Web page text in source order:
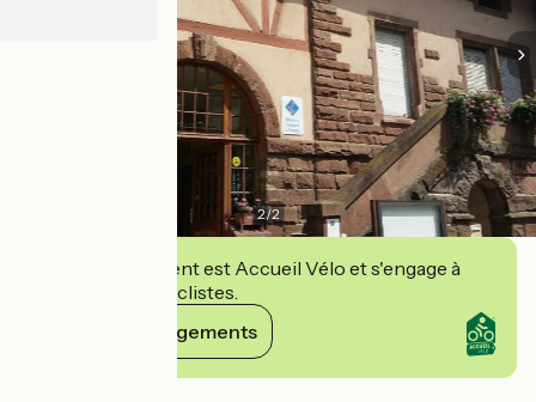
2/2
Cet établissement est Accueil Vélo et s'engage à
accueillir des cyclistes.
Voir ses engagements